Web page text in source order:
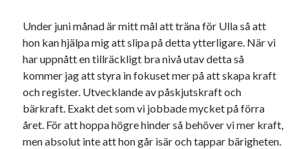
Senaste kommentarerna
EllenomVINST!!!
CamillaomVINST!!!
EllenomJOSEF
EllenomSPAM
CamillaomSPAM
Under juni månad är mitt mål att träna för Ulla så att
hon kan hjälpa mig att slipa på detta ytterligare. När vi
har uppnått en tillräckligt bra nivå utav detta så
kommer jag att styra in fokuset mer på att skapa kraft
och register. Utvecklande av påskjutskraft och
bärkraft. Exakt det som vi jobbade mycket på förra
året. För att hoppa högre hinder så behöver vi mer kraft,
men absolut inte att hon går isär och tappar bärigheten.